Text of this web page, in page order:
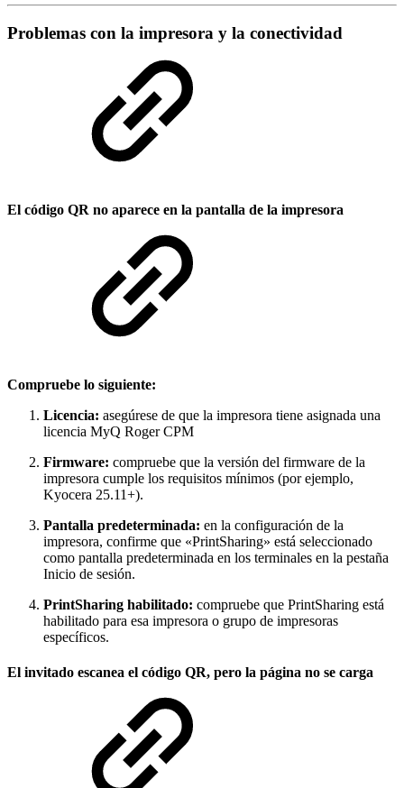
Problemas con la impresora y la conectividad
El código QR no aparece en la pantalla de la impresora
Compruebe lo siguiente:
Licencia: asegúrese de que la impresora tiene asignada una
licencia MyQ Roger CPM
Firmware: compruebe que la versión del firmware de la
impresora cumple los requisitos mínimos (por ejemplo,
Kyocera 25.11+).
Pantalla predeterminada: en la configuración de la
impresora, confirme que «PrintSharing» está seleccionado
como pantalla predeterminada en los terminales en la pestaña
Inicio de sesión.
PrintSharing habilitado: compruebe que PrintSharing está
habilitado para esa impresora o grupo de impresoras
específicos.
El invitado escanea el código QR, pero la página no se carga